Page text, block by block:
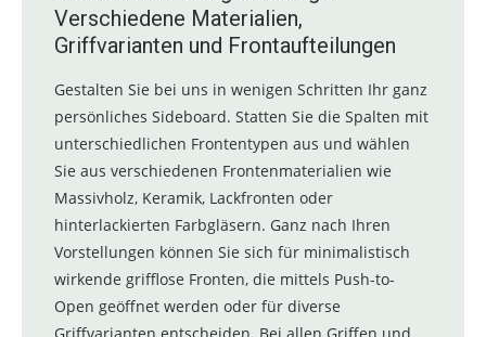
Verschiedene Materialien,
Griffvarianten und Frontaufteilungen
Gestalten Sie bei uns in wenigen Schritten Ihr ganz
persönliches Sideboard. Statten Sie die Spalten mit
unterschiedlichen Frontentypen aus und wählen
Sie aus verschiedenen Frontenmaterialien wie
Massivholz, Keramik, Lackfronten oder
hinterlackierten Farbgläsern. Ganz nach Ihren
Vorstellungen können Sie sich für minimalistisch
wirkende grifflose Fronten, die mittels Push-to-
Open geöffnet werden oder für diverse